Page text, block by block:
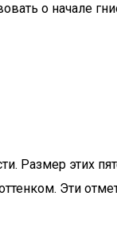
о начале
Размер
Эти